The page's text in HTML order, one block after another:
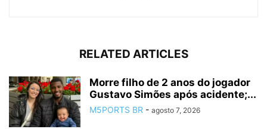
RELATED ARTICLES
Morre filho de 2 anos do jogador
Gustavo Simões após acidente;...
M5PORTS BR - agosto 7, 2026